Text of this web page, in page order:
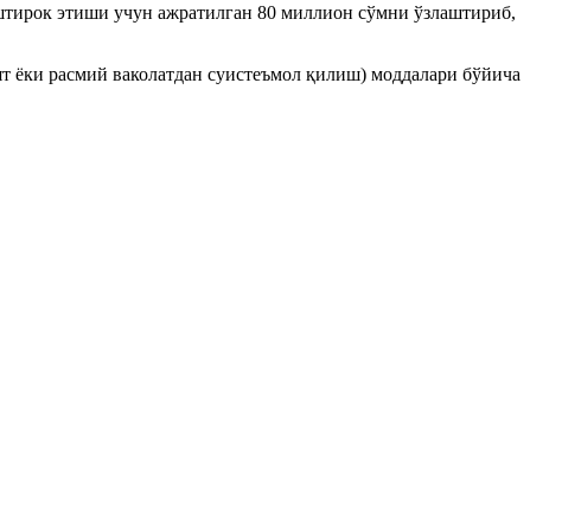
этиши учун ажратилган 80 миллион сўмни ўзлаштириб,
расмий ваколатдан суистеъмол қилиш) моддалари бўйича